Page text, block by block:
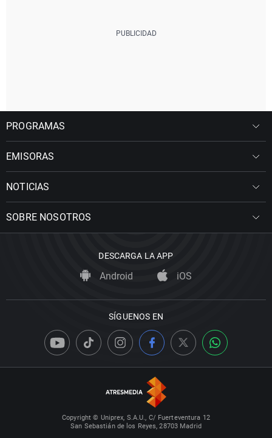
PROGRAMAS
EMISORAS
NOTICIAS
SOBRE NOSOTROS
DESCARGA LA APP
Android iOS
SÍGUENOS EN
Copyright © Uniprex, S.A.U., C/ Fuerteventura 12
San Sebastián de los Reyes, 28703 Madrid